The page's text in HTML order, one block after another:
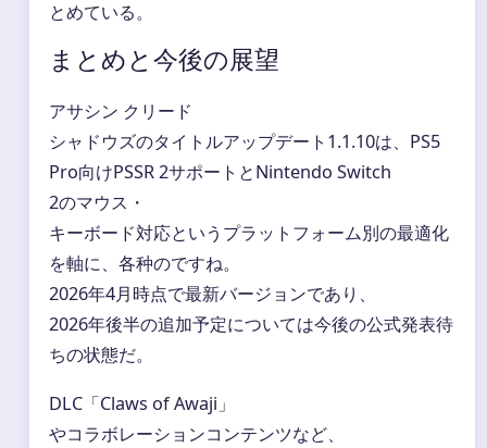
とめている。
まとめと今後の展望
アサシン クリード
シャドウズのタイトルアップデート1.1.10は、PS5
Pro向けPSSR 2サポートとNintendo Switch
2のマウス・
キーボード対応というプラットフォーム別の最適化
を軸に、各种のですね。
2026年4月時点で最新バージョンであり、
2026年後半の追加予定については今後の公式発表待
ちの状態だ。
DLC「Claws of Awaji」
やコラボレーションコンテンツなど、